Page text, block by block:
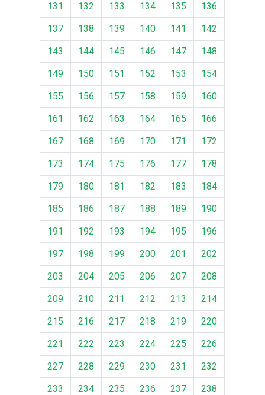
131
132 133 134 135
136
137
138 139 140 141
142
143
144 145 146 147
148
149
150 151 152 153
154
155
156 157 158 159
160
161
162 163 164 165
166
167
168 169 170 171
172
173
174 175 176 177
178
179
180 181 182 183
184
185
186 187 188 189
190
191
192 193 194 195
196
197
198 199 200 201
202
203
204 205 206 207
208
209
210 211 212 213
214
215
216 217 218 219
220
221
222 223 224 225
226
227
228 229 230 231
232
233
234 235 236 237
238